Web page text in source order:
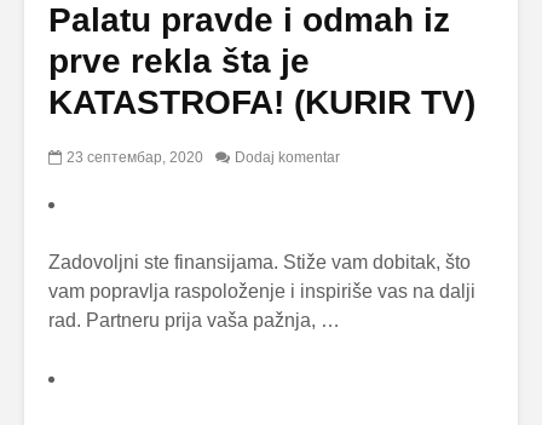
Palatu pravde i odmah iz
prve rekla šta je
KATASTROFA! (KURIR TV)
23 септембар, 2020 Dodaj komentar
Zadovoljni ste finansijama. Stiže vam dobitak, što
vam popravlja raspoloženje i inspiriše vas na dalji
rad. Partneru prija vaša pažnja, …